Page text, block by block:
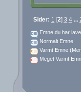
Sider: 1 [2] 3 4 ...
Emne du har
Normalt Emne
Varmt Emne
Meget Varmt